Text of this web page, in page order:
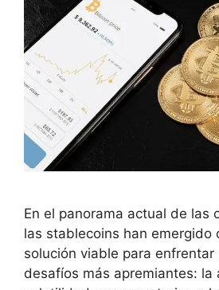
En el panorama actual de las
las stablecoins han emergido
solución viable para enfrentar
desafíos más apremiantes: la